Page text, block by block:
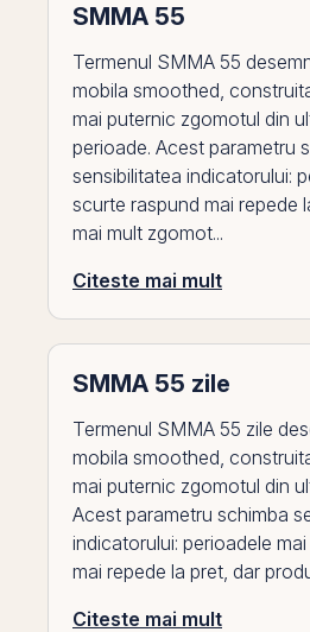
SMMA 55
Termenul SMMA 55
mobila smoothed,
mai puternic zgomotul din
perioade. Acest parametru
sensibilitatea indicatorului:
scurte raspund mai repede
mai mult zgomot...
Citeste mai mult
SMMA 55 zile
Termenul SMMA 55 zile
mobila smoothed,
mai puternic zgomotul din
Acest parametru schimba
indicatorului: perioadele
mai repede la pret, dar
Citeste mai mult